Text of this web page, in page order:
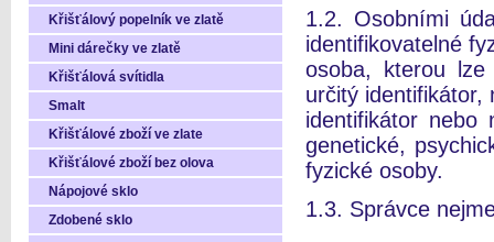
Křišťálový popelník ve zlatě
Mini dárečky ve zlatě
Křišťálová svítidla
Smalt
Křišťálové zboží ve zlate
Křišťálové zboží bez olova
Nápojové sklo
Zdobené sklo
1.2. Osobními
identifikovatelné
osoba, kterou
určitý
identifikátor nebo
genetické,
fyzické osoby.
1.3. Správce